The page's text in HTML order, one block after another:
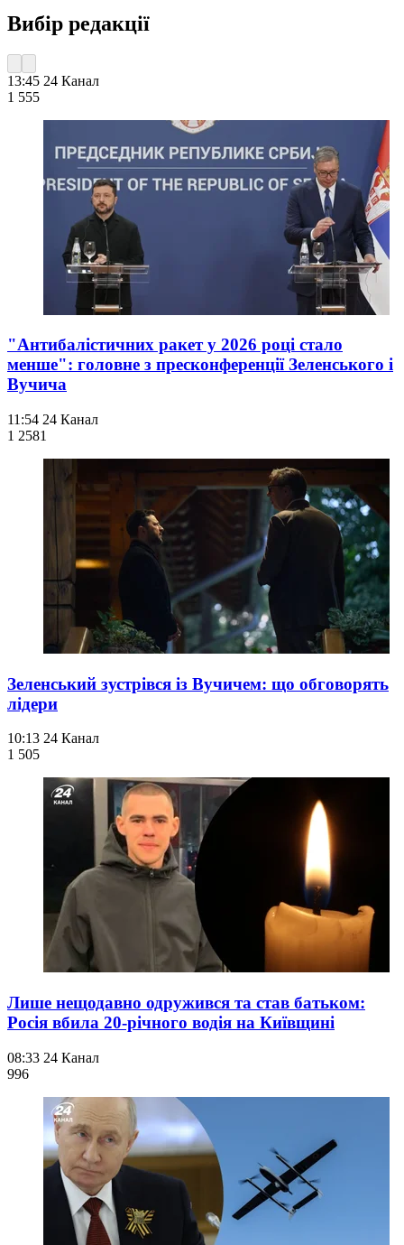
Вибір редакції
13:45 24 Канал
1 555
"Антибалістичних ракет у 2026 році стало
менше": головне з пресконференції Зеленського і
Вучича
11:54 24 Канал
1 2581
Зеленський зустрівся із Вучичем: що обговорять
лідери
10:13 24 Канал
1 505
Лише нещодавно одружився та став батьком:
Росія вбила 20-річного водія на Київщині
08:33 24 Канал
996